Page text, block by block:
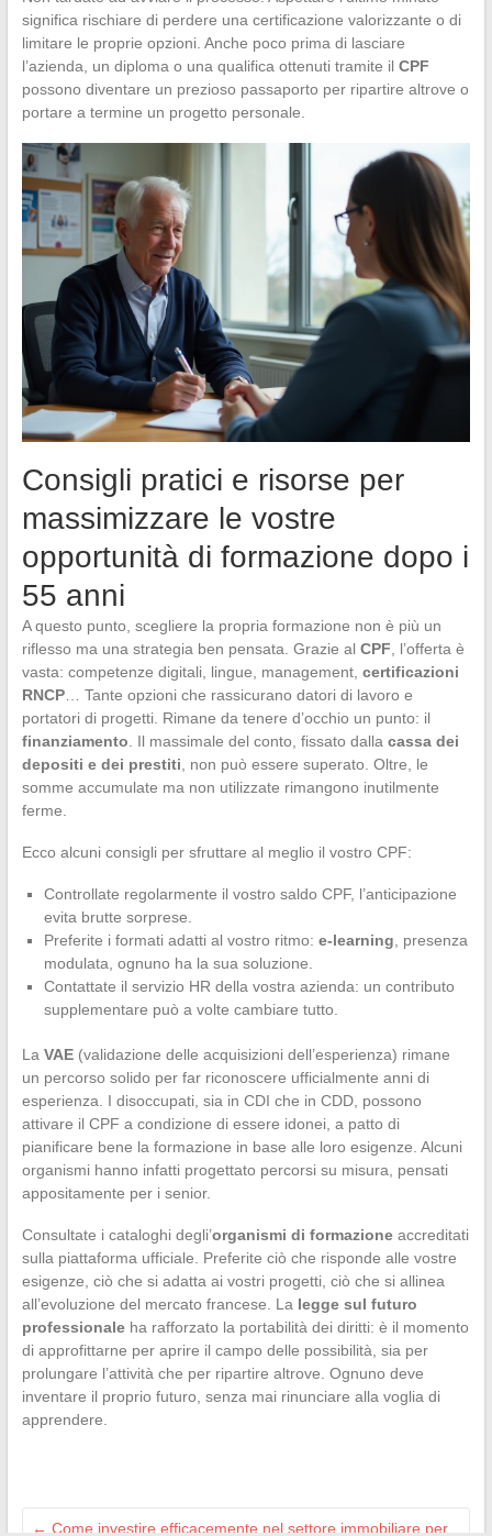
significa rischiare di perdere una certificazione valorizzante o di
limitare le proprie opzioni. Anche poco prima di lasciare
l’azienda, un diploma o una qualifica ottenuti tramite il CPF
possono diventare un prezioso passaporto per ripartire altrove o
portare a termine un progetto personale.
Consigli pratici e risorse per
massimizzare le vostre
opportunità di formazione dopo i
55 anni
A questo punto, scegliere la propria formazione non è più un
riflesso ma una strategia ben pensata. Grazie al CPF , l’offerta è
vasta: competenze digitali, lingue, management, certificazioni
RNCP… Tante opzioni che rassicurano datori di lavoro e
portatori di progetti. Rimane da tenere d’occhio un punto: il
finanziamento . Il massimale del conto, fissato dalla cassa dei
depositi e dei prestiti , non può essere superato. Oltre, le
somme accumulate ma non utilizzate rimangono inutilmente
ferme.
Ecco alcuni consigli per sfruttare al meglio il vostro CPF:
Controllate regolarmente il vostro saldo CPF, l’anticipazione
evita brutte sorprese.
Preferite i formati adatti al vostro ritmo: e-learning , presenza
modulata, ognuno ha la sua soluzione.
Contattate il servizio HR della vostra azienda: un contributo
supplementare può a volte cambiare tutto.
La VAE(validazione delle acquisizioni dell’esperienza) rimane
un percorso solido per far riconoscere ufficialmente anni di
esperienza. I disoccupati, sia in CDI che in CDD, possono
attivare il CPF a condizione di essere idonei, a patto di
pianificare bene la formazione in base alle loro esigenze. Alcuni
organismi hanno infatti progettato percorsi su misura, pensati
appositamente per i senior.
Consultate i cataloghi degli’organismi di formazioneaccreditati
sulla piattaforma ufficiale. Preferite ciò che risponde alle vostre
esigenze, ciò che si adatta ai vostri progetti, ciò che si allinea
all’evoluzione del mercato francese. La legge sul futuro
professionaleha rafforzato la portabilità dei diritti: è il momento
di approfittarne per aprire il campo delle possibilità, sia per
prolungare l’attività che per ripartire altrove. Ognuno deve
inventare il proprio futuro, senza mai rinunciare alla voglia di
apprendere.
← Come investire efficacemente nel settore immobiliare per